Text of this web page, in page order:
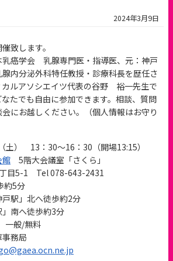
2024年3月9日
致します。
乳癌学会 乳腺専門医・指導医、元：神戸
内分泌外科特任教授・診療科長を歴任さ
カルアソシエイツ代表の谷野 裕一先生で
たでも自由に参加できます。相談、質問
にお越しください。（個人情報はお守り
土） 13：30～16：30（開場13:15）
館 5階大会議室「さくら」
目5-1 Tel 078-643-2431
約5分
駅」北へ徒歩約2分
南へ徒歩約3分
般/無料
務局